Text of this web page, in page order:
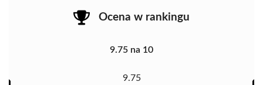
Ocena w rankingu
9.75 na 10
9.75